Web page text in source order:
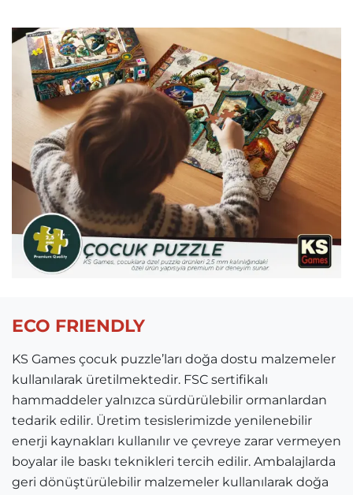
ECO FRIENDLY
KS Games çocuk puzzle’ları doğa dostu malzemeler
kullanılarak üretilmektedir. FSC sertifikalı
hammaddeler yalnızca sürdürülebilir ormanlardan
tedarik edilir. Üretim tesislerimizde yenilenebilir
enerji kaynakları kullanılır ve çevreye zarar vermeyen
boyalar ile baskı teknikleri tercih edilir. Ambalajlarda
geri dönüştürülebilir malzemeler kullanılarak doğa